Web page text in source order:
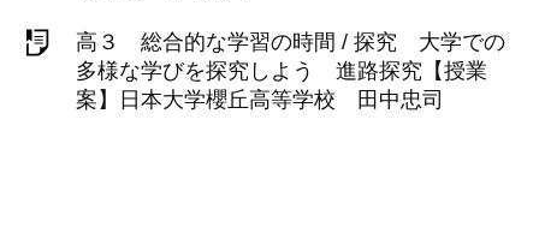
高３ 総合的な学習の時間 / 探究 大学での
多様な学びを探究しよう 進路探究【授業
案】日本大学櫻丘高等学校 田中忠司